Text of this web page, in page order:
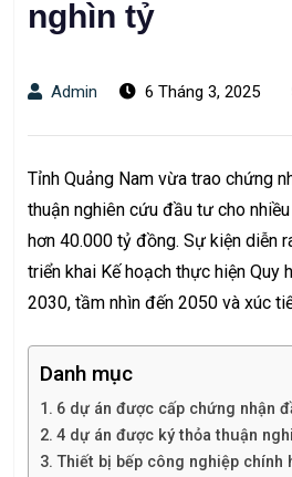
nghìn tỷ
Admin 6 Tháng 3, 2025
Tỉnh Quảng Nam vừa trao chứng
thuận nghiên cứu đầu tư cho
hơn 40.000 tỷ đồng. Sự kiện diễn
triển khai Kế hoạch thực hiện Quy
2030, tầm nhìn đến 2050 và xúc
Danh mục
6 dự án được cấp chứng nhận
4 dự án được ký thỏa thuận
Thiết bị bếp công nghiệp chính